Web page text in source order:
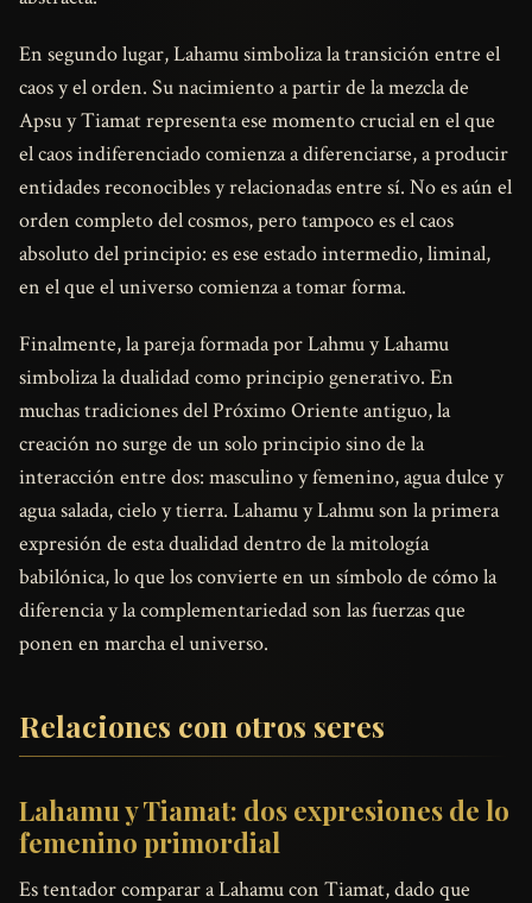
En segundo lugar, Lahamu simboliza la transición entre el
caos y el orden. Su nacimiento a partir de la mezcla de
Apsu y Tiamat representa ese momento crucial en el que
el caos indiferenciado comienza a diferenciarse, a producir
entidades reconocibles y relacionadas entre sí. No es aún el
orden completo del cosmos, pero tampoco es el caos
absoluto del principio: es ese estado intermedio, liminal,
en el que el universo comienza a tomar forma.
Finalmente, la pareja formada por Lahmu y Lahamu
simboliza la dualidad como principio generativo. En
muchas tradiciones del Próximo Oriente antiguo, la
creación no surge de un solo principio sino de la
interacción entre dos: masculino y femenino, agua dulce y
agua salada, cielo y tierra. Lahamu y Lahmu son la primera
expresión de esta dualidad dentro de la mitología
babilónica, lo que los convierte en un símbolo de cómo la
diferencia y la complementariedad son las fuerzas que
ponen en marcha el universo.
Relaciones con otros seres
Lahamu y Tiamat: dos expresiones de lo
femenino primordial
Es tentador comparar a Lahamu con Tiamat, dado que